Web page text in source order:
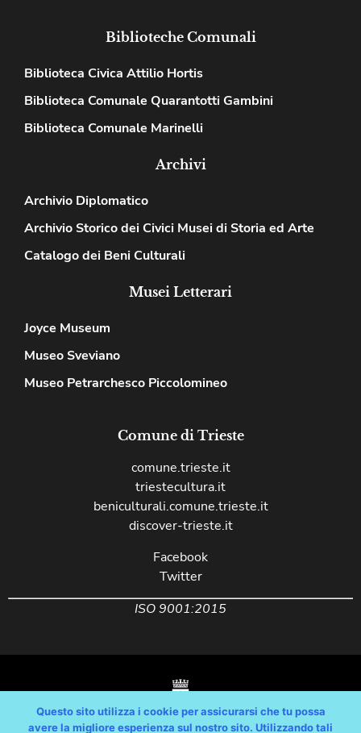
Biblioteche Comunali
Biblioteca Civica Attilio Hortis
Biblioteca Comunale Quarantotti Gambini
Biblioteca Comunale Marinelli
Archivi
Archivio Diplomatico
Archivio Storico dei Civici Musei di Storia ed Arte
Catalogo dei Beni Culturali
Musei Letterari
Joyce Museum
Museo Sveviano
Museo Petrarchesco Piccolomineo
Comune di Trieste
comune.trieste.it
triestecultura.it
beniculturali.comune.trieste.it
discover-trieste.it
Facebook
Twitter
ISO 9001:2015
Questo sito utilizza i cookie per assicurarsi che tu possa
avere la migliore esperienza sul nostro sito. Utilizzando tali